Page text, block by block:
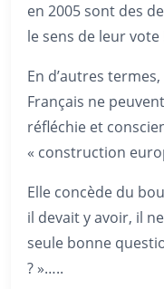
en 2005 sont des
le sens de leur vote
En d’autres
Français ne
réfléchie et
« construction
Elle concède du
il devait y avoir, il
seule bonne
? »…..